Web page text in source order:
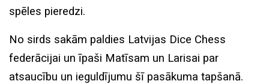
spēles pieredzi.
No sirds sakām paldies Latvijas Dice Chess
federācijai un īpaši Matīsam un Larisai par
atsaucību un ieguldījumu šī pasākuma tapšanā.